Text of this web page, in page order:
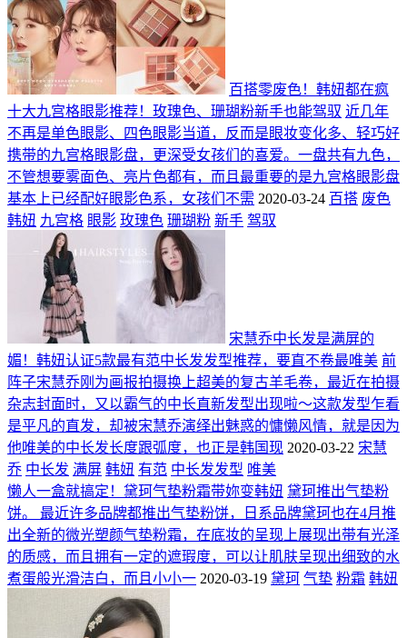
百搭零废色！韩妞都在疯
十大九宫格眼影推荐！玫瑰色、珊瑚粉新手也能驾驭 近几年
不再是单色眼影、四色眼影当道，反而是眼妆变化多、轻巧好
携带的九宫格眼影盘，更深受女孩们的喜爱。一盘共有九色，
不管想要雾面色、亮片色都有，而且最重要的是九宫格眼影盘
基本上已经配好眼影色系，女孩们不需 2020-03-24 百搭 废色
韩妞 九宫格 眼影 玫瑰色 珊瑚粉 新手 驾驭
宋慧乔中长发是满屏的
媚！韩妞认证5款最有范中长发发型推荐，要直不卷最唯美 前
阵子宋慧乔刚为画报拍摄换上超美的复古羊毛卷，最近在拍摄
杂志封面时，又以霸气的中长直新发型出现啦～这款发型乍看
是平凡的直发，却被宋慧乔演绎出魅惑的慵懒风情，就是因为
他唯美的中长发长度跟弧度，也正是韩国现 2020-03-22 宋慧
乔 中长发 满屏 韩妞 有范 中长发发型 唯美
懒人一盒就搞定！黛珂气垫粉霜带妳变韩妞 黛珂推出气垫粉
饼。 最近许多品牌都推出气垫粉饼，日系品牌黛珂也在4月推
出全新的微光塑颜气垫粉霜，在底妆的呈现上展现出带有光泽
的质感，而且拥有一定的遮瑕度，可以让肌肤呈现出细致的水
煮蛋般光滑洁白，而且小小一 2020-03-19 黛珂 气垫 粉霜 韩妞